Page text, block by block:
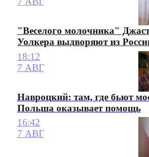
"Веселого молочника"
Уолкера выдворяют из
18:12
7 АВГ
Навроцкий: там, где бьют
Польша оказывает помощь
16:42
7 АВГ